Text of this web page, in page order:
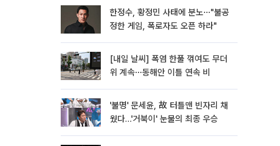
한정수, 황정민 사태에 분노⋯"불공
정한 게임, 폭로자도 오픈 하라"
[내일 날씨] 폭염 한풀 꺾여도 무더
위 계속⋯동해안 이틀 연속 비
'불명' 문세윤, 故 터틀맨 빈자리 채
웠다…'거북이' 눈물의 최종 우승